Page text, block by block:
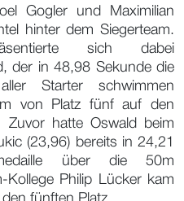
Gogler und Maximilian
hinter dem Siegerteam.
sich dabei
der in 48,98 Sekunde die
Starter schwimmen
von Platz fünf auf den
Zuvor hatte Oswald beim
(23,96) bereits in 24,21
über die 50m
Kollege Philip Lücker kam
fünften Platz.